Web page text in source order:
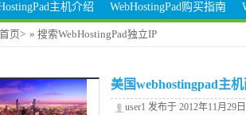
主机介绍 WebHostingPad购买指南
首页> » 搜索WebHostingPad独立IP
美国webhostingpad主
user1 发布于 2012年11月29日